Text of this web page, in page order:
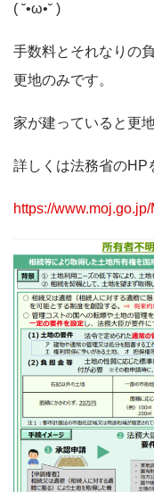
( ˘•ω•˘ )
手数料とそれなりの
更地のみです。
家が建っていると更
詳しくは法務省のHP
https://